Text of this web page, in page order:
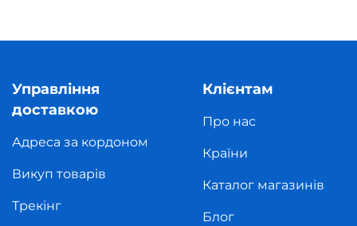
Управління
доставкою
Адреса за кордоном
Викуп товарів
Трекінг
Клієнтам
Про нас
Країни
Каталог магазинів
Блог